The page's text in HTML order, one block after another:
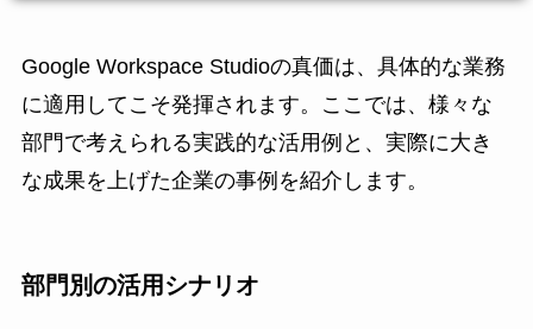
Google Workspace Studioの真価は、具体的な業務
に適用してこそ発揮されます。ここでは、様々な
部門で考えられる実践的な活用例と、実際に大き
な成果を上げた企業の事例を紹介します。
部門別の活用シナリオ